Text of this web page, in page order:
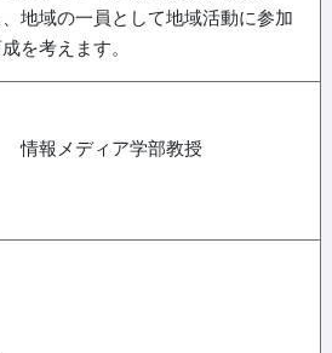
地域の一員として地域活動に参加
を考えます。
報メディア学部教授